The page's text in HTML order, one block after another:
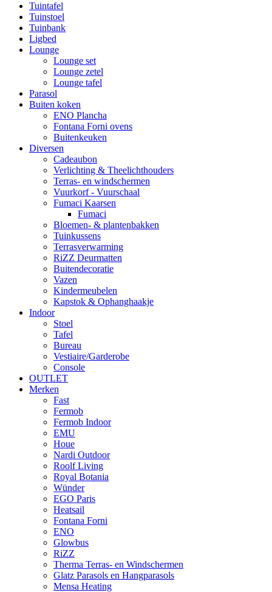
Tuintafel
Tuinstoel
Tuinbank
Ligbed
Lounge
Lounge set
Lounge zetel
Lounge tafel
Parasol
Buiten koken
ENO Plancha
Fontana Forni ovens
Buitenkeuken
Diversen
Cadeaubon
Verlichting & Theelichthouders
Terras- en windschermen
Vuurkorf - Vuurschaal
Fumaci Kaarsen
Fumaci
Bloemen- & plantenbakken
Tuinkussens
Terrasverwarming
RiZZ Deurmatten
Buitendecoratie
Vazen
Kindermeubelen
Kapstok & Ophanghaakje
Indoor
Stoel
Tafel
Bureau
Vestiaire/Garderobe
Console
OUTLET
Merken
Fast
Fermob
Fermob Indoor
EMU
Houe
Nardi Outdoor
Roolf Living
Royal Botania
Wünder
EGO Paris
Heatsail
Fontana Forni
ENO
Glowbus
RiZZ
Therma Terras- en Windschermen
Glatz Parasols en Hangparasols
Mensa Heating